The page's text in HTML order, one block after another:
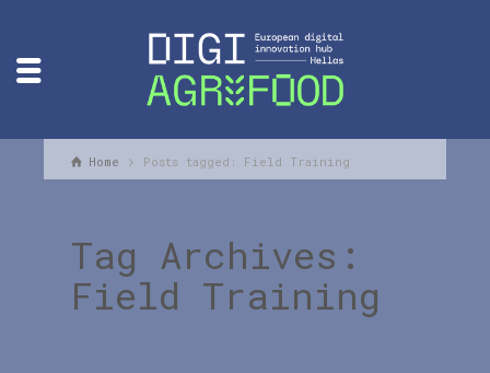
Home Posts tagged: Field Training
Tag Archives:
Field Training